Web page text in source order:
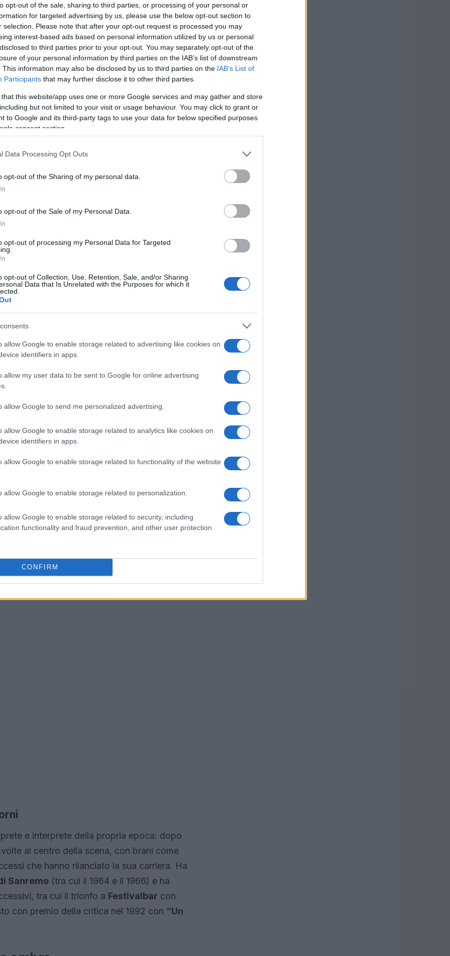
opt-out of the sale, sharing to third parties, or processing of your personal or
for targeted advertising by us, please use the below opt-out section to
selection. Please note that after your opt-out request is processed you may
interest-based ads based on personal information utilized by us or personal
to third parties prior to your opt-out. You may separately opt-out of the
of your personal information by third parties on the IAB’s list of downstream
This information may also be disclosed by us to third parties on the IAB’s List of
Participants that may further disclose it to other third parties.
that this website/app uses one or more Google services and may gather and store
but not limited to your visit or usage behaviour. You may click to grant or
to Google and its third-party tags to use your data for below specified purposes
consent section.
Data Processing Opt Outs
opt-out of the Sharing of my personal data.
opt-out of the Sale of my Personal Data.
opt-out of processing my Personal Data for Targeted
opt-out of Collection, Use, Retention, Sale, and/or Sharing
Data that Is Unrelated with the Purposes for which it
allow Google to enable storage related to advertising like cookies on
identifiers in apps.
allow my user data to be sent to Google for online advertising
allow Google to send me personalized advertising.
allow Google to enable storage related to analytics like cookies on
identifiers in apps.
allow Google to enable storage related to functionality of the website
allow Google to enable storage related to personalization.
allow Google to enable storage related to security, including
functionality and fraud prevention, and other user protection.
CONFIRM
famiglia ha chiesto riservatezza nel dolore.
da parte di colleghi e amici, che hanno
segnato più generazioni.
passi
1934, Paoli è stato culturalmente e
della consacrazione ha svolto diversi lavori —
la sua formazione artistica nei locali del
“La gatta”non esplose subito, mentre fu
che ne valorizzarono i brani.
e musicisti —Luigi Tenco,Fabrizio De André
in strumenti di confessione: lacanzone
e modernità. I rapporti personali intrecciati in
dei brani che seguirono.
decenni
autore per altri arrivò con“Il cielo in una
di
delle sue parole e la semplicità
produzione facilmente riconoscibile e
memoria collettiva italiana.
e interprete della propria epoca: dopo
al centro della scena, con brani come
che hanno rilanciato la sua carriera. Ha
Sanremo (tra cui il 1964 e il 1966) e ha
tra cui il trionfo a Festivalbar con
con premio della critica nel 1992 con “Un